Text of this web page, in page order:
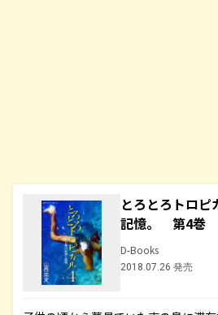
とろとろトロ
記憶。 第4巻
D-Books
2018.07.26 発売